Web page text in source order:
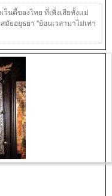
ว็นตี้ของไทย ที่เพิ่งเสียทั้งแม่
มัยอยุธยา "ย้อนเวลามาไม่เท่า